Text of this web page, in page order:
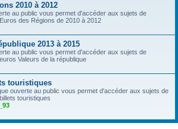
2010 à 2012
au public vous permet d'accéder aux sujets de
des Régions de 2010 à 2012
2013 à 2015
au public vous permet d'accéder aux sujets de
Valeurs de la république
touristiques
ouverte au public vous permet d'accéder aux sujets de
touristiques